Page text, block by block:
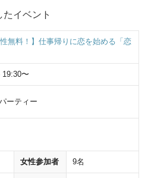
」が前方にあります。 こちらの
イベント
性無料！】仕事帰りに恋を始める「恋
19:30〜
ーティー
女性参加者 9名